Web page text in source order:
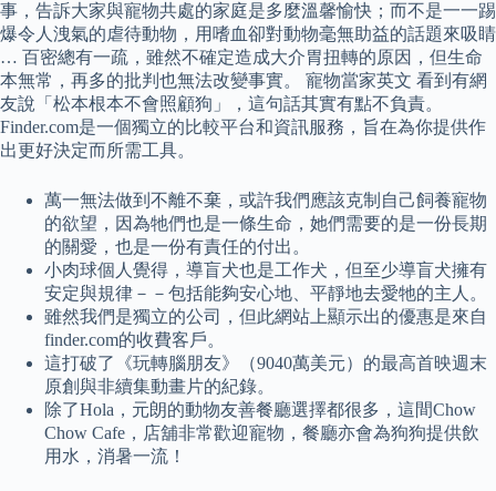
事，告訴大家與寵物共處的家庭是多麼溫馨愉快；而不是一一踢
爆令人洩氣的虐待動物，用嗜血卻對動物毫無助益的話題來吸睛
… 百密總有一疏，雖然不確定造成大介胃扭轉的原因，但生命
本無常，再多的批判也無法改變事實。 寵物當家英文 看到有網
友說「松本根本不會照顧狗」，這句話其實有點不負責。
Finder.com是一個獨立的比較平台和資訊服務，旨在為你提供作
出更好決定而所需工具。
萬一無法做到不離不棄，或許我們應該克制自己飼養寵物
的欲望，因為牠們也是一條生命，她們需要的是一份長期
的關愛，也是一份有責任的付出。
小肉球個人覺得，導盲犬也是工作犬，但至少導盲犬擁有
安定與規律－－包括能夠安心地、平靜地去愛牠的主人。
雖然我們是獨立的公司，但此網站上顯示出的優惠是來自
finder.com的收費客戶。
這打破了《玩轉腦朋友》（9040萬美元）的最高首映週末
原創與非續集動畫片的紀錄。
除了Hola，元朗的動物友善餐廳選擇都很多，這間Chow
Chow Cafe，店舖非常歡迎寵物，餐廳亦會為狗狗提供飲
用水，消暑一流！